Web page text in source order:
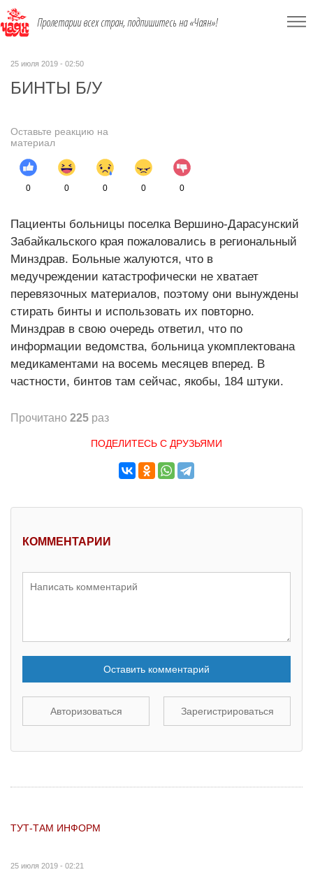
Пролетарии всех стран, подпишитесь на «Чаян»!
25 июля 2019 - 02:50
БИНТЫ Б/У
Оставьте реакцию на
материал
0 0 0 0 0
Пациенты больницы поселка Вершино-Дарасунский
Забайкальского края пожаловались в региональный
Минздрав. Больные жалуются, что в
медучреждении катастрофически не хватает
перевязочных материалов, поэтому они вынуждены
стирать бинты и использовать их повторно.
Минздрав в свою очередь ответил, что по
информации ведомства, больница укомплектована
медикаментами на восемь месяцев вперед. В
частности, бинтов там сейчас, якобы, 184 штуки.
Прочитано 225 раз
ПОДЕЛИТЕСЬ С ДРУЗЬЯМИ
КОММЕНТАРИИ
Оставить комментарий
Авторизоваться Зарегистрироваться
ТУТ-ТАМ ИНФОРМ
25 июля 2019 - 02:21